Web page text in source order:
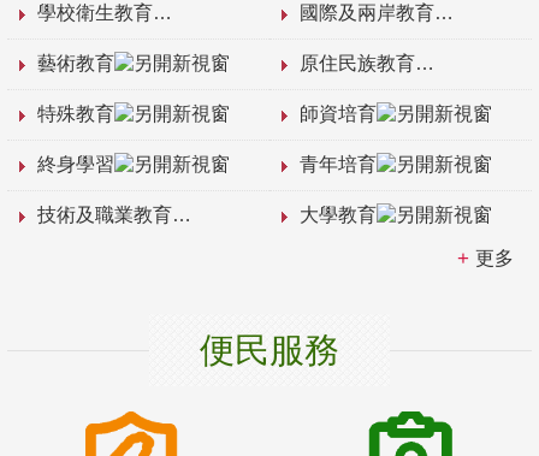
學校衛生教育 國際及兩岸教育
藝術教育 原住民族教育
特殊教育 師資培育
終身學習 青年培育
技術及職業教育 大學教育
更多
便民服務